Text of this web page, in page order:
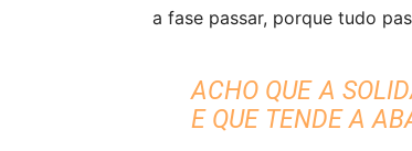
a fase passar, porque tudo
ACHO QUE A
E QUE TENDE A